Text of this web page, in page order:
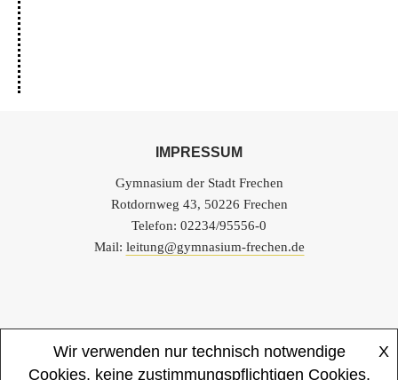
IMPRESSUM
Gymnasium der Stadt Frechen
Rotdornweg 43, 50226 Frechen
Telefon: 02234/95556-0
Mail: leitung@gymnasium-frechen.de
Startseite Impressum Datenschutzerklärung
Wir verwenden nur technisch notwendige
Cookies, keine zustimmungspflichtigen Cookies.
X